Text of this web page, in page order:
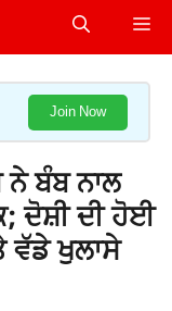
Join Now
ਬੰਬ ਨਾਲ
ਦੋਸ਼ੀ ਦੀ ਹੋਈ
ਵੱਡੇ ਖੁਲਾਸੇ